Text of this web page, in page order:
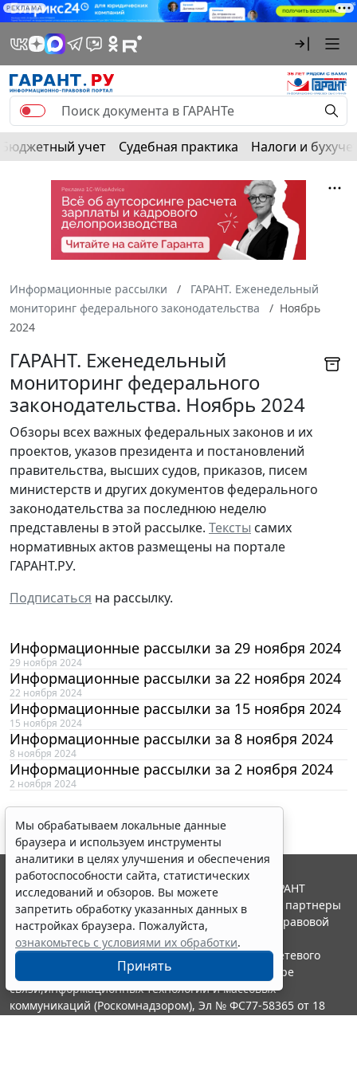
РЕКЛАМА
Бюджетный учет Судебная практика Налоги и
Информационные рассылки
ГАРАНТ. Еженедельный
мониторинг федерального законодательства
Ноябрь
2024
ГАРАНТ. Еженедельный
мониторинг федерального
законодательства. Ноябрь 2024
Обзоры всех важных федеральных законов и их
проектов, указов президента и постановлений
правительства, высших судов, приказов, писем
министерств и других документов федерального
законодательства за последнюю неделю
представлены в этой рассылке. Тексты самих
нормативных актов размещены на портале
ГАРАНТ.РУ.
Подписаться на рассылку.
Информационные рассылки за 29 ноября 2024
29 ноября 2024
Информационные рассылки за 22 ноября 2024
22 ноября 2024
Информационные рассылки за 15 ноября 2024
15 ноября 2024
Информационные рассылки за 8 ноября 2024
8 ноября 2024
Информационные рассылки за 2 ноября 2024
2 ноября 2024
Мы обрабатываем локальные данные
браузера и используем инструменты
аналитики в целях улучшения и обеспечения
работоспособности сайта, статистических
исследований и обзоров. Вы можете
запретить обработку указанных данных в
настройках браузера. Пожалуйста,
ознакомьтесь с условиями их обработки.
Принять
© ООО "НПП "ГАРАНТ-СЕРВИС", 2026. Система ГАРАНТ
выпускается с 1990 года. Компания "Гарант" и ее партнеры
являются участниками Российской ассоциации правовой
информации ГАРАНТ.
Портал ГАРАНТ.РУ зарегистрирован в качестве сетевого
издания Федеральной службой по надзору в сфере
связи,информационных технологий и массовых
коммуникаций (Роскомнадзором), Эл № ФС77-58365 от 18